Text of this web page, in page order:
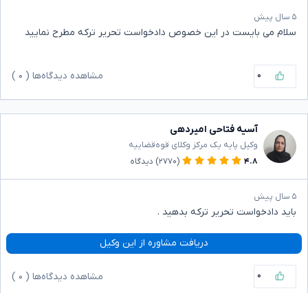
۵ سال پیش
سلام می بایست در این خصوص دادخواست تحریر ترکه مطرح نمایید
۰ مشاهده دیدگاه‌ها ( ۰
آسیه فتاحی امیردهی
وکیل پایه یک مرکز وکلای قوه‌قضاییه
۴.۸
(۲۷۷۰) دیدگاه
۵ سال پیش
باید دادخواست تحریر ترکه بدهید .
دریافت مشاوره از این وکیل
۰ مشاهده دیدگاه‌ها ( ۰